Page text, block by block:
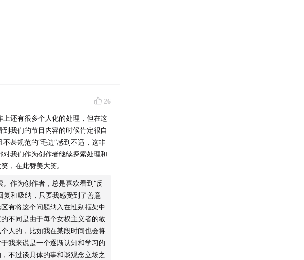
”的年轻人
后谈
更悲壮
26
上还有很多个人化的处理，但在这
我们的节目内容的时候肯定很自
甚规范的“毛边”感到不适，这非
我们作为创作者继续探索处理和
，在此赞美大笑。
作为创作者，总是喜欢看到“反
复和吸纳，只要我感受到了善意
有将这个问题纳入在性别框架中
不同是由于每个女权主义者的敏
人的，比如我在某段时间也会将
我来说是一个逐渐认知和学习的
不过谈具体的事和谈观念立场之